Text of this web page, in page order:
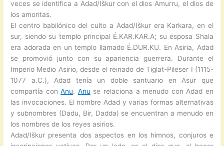
veces se identifica a Adad/Iškur con el dios Amurru, el dios de
los amoritas.
El centro babilónico del culto a Adad/Iškur era Karkara, en el
sur, siendo su templo principal É.KAR.KAR.A; su esposa Shala
era adorada en un templo llamado É.DUR.KU. En Asiria, Adad
se promovió junto con su apariencia guerrera. Durante el
Imperio Medio Asirio, desde el reinado de Tiglat-Pileser I (1115-
1077 a.C.), Adad tenía un doble santuario en Asur que
compartía conAnu. Anu se relaciona a menudo con Adad en
las invocaciones. El nombre Adad y varias formas alternativas
y subnombres (Dadu, Bir, Dadda) se encuentran a menudo en
los nombres de los reyes asirios.
Adad/Iškur presenta dos aspectos en los himnos, conjuros e